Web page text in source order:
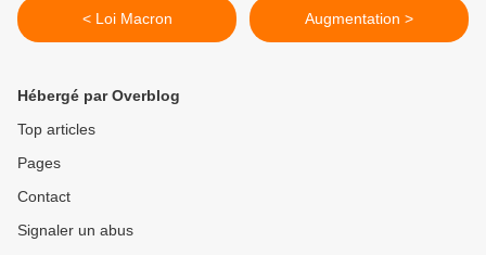
< Loi Macron Augmentation >
Hébergé par Overblog
Top articles
Pages
Contact
Signaler un abus